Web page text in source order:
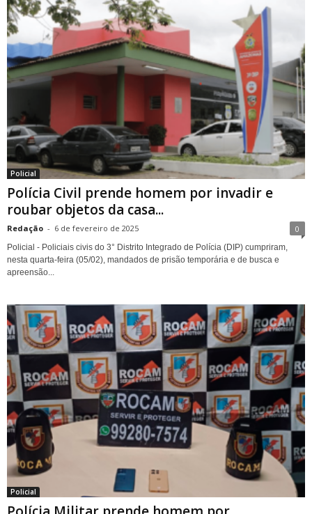
Policial
Polícia Civil prende homem por invadir e
roubar objetos da casa...
Redação - 6 de fevereiro de 2025 0
Policial - Policiais civis do 3° Distrito Integrado de Polícia (DIP) cumpriram,
nesta quarta-feira (05/02), mandados de prisão temporária e de busca e
apreensão...
Policial